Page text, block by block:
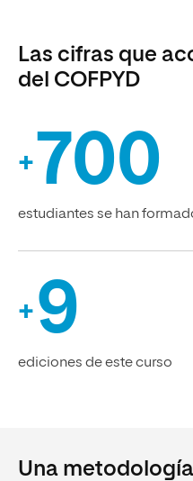
Las cifras que
del COFPYD
+700
estudiantes se han
+ 9
ediciones de este curso
Una